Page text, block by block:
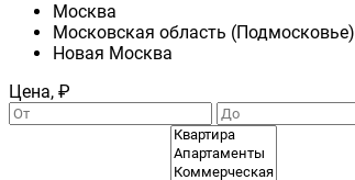
Москва
Московская область (Подмосковье)
Новая Москва
Цена, ₽